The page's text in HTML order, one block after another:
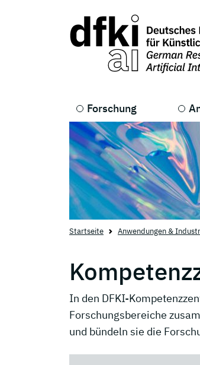
Forschung
Startseite Anwendungen &
In den DFKI-
Forschungsbereiche
und bündeln sie die